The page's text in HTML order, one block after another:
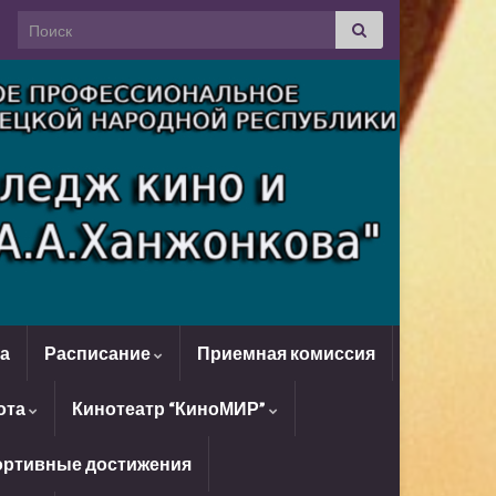
Search for:
Расписание Приемная комиссия
Кинотеатр “КиноМИР”
достижения